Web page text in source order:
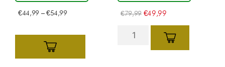
€44,99–€54,99 €79,99 €49,99